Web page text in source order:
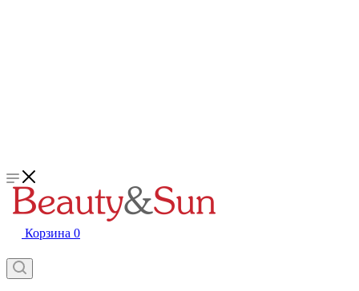
Корзина 0